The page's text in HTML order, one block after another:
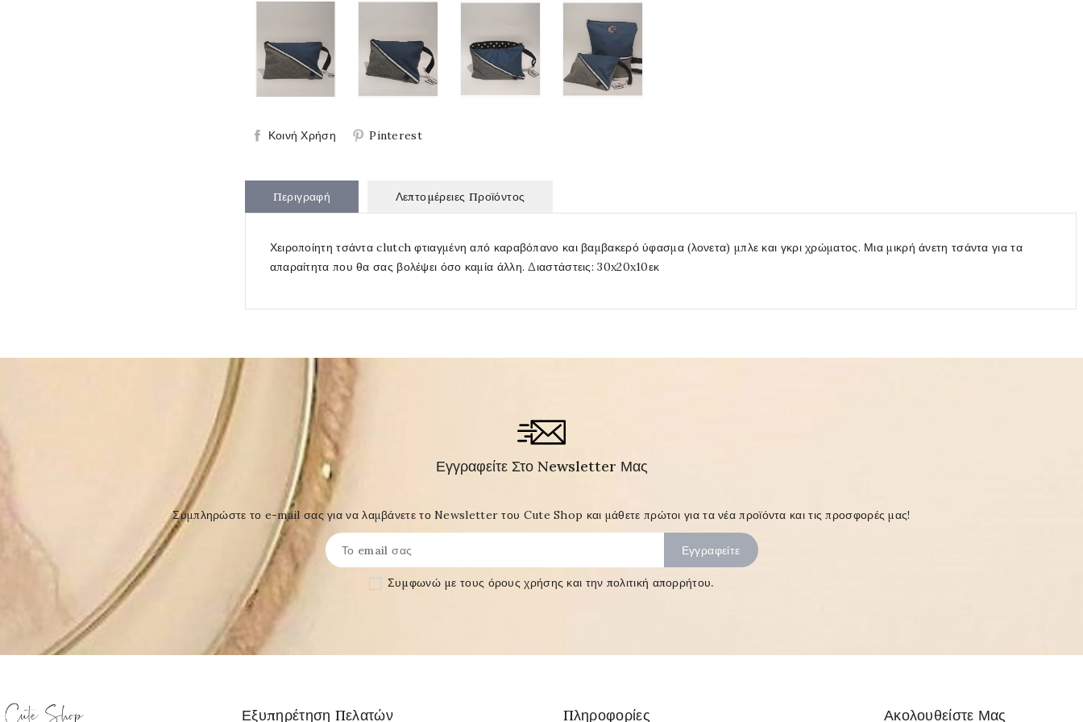
Κοινή Χρήση Pinterest
Περιγραφή Λεπτομέρειες Προϊόντος
Χειροποίητη τσάντα clutch φτιαγμένη από καραβόπανο και βαμβακερό ύφασμα (λονετα) μπλε και γκρι χρώματος. Μια μικρή άνετη τσάντα για τα
απαραίτητα που θα σας βολέψει όσο καμία άλλη. Διαστάστεις: 30x20x10εκ
Εγγραφείτε Στο Newsletter Μας
Συμπληρώστε το e-mail σας για να λαμβάνετε το Newsletter του Cute Shop και μάθετε πρώτοι για τα νέα προϊόντα και τις προσφορές μας!
Συμφωνώ με τους όρους χρήσης και την πολιτική απορρήτου.
Ακολουθείστε Μας
Πληροφορίες
Εξυπηρέτηση Πελατών